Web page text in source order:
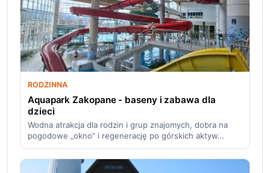
RODZINNA
Aquapark Zakopane - baseny i zabawa dla
dzieci
Wodna atrakcja dla rodzin i grup znajomych, dobra na
pogodowe „okno” i regenerację po górskich aktyw…